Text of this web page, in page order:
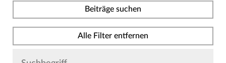
Beiträge suchen
Alle Filter entfernen